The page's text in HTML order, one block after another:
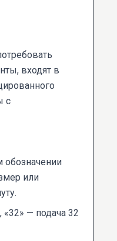
входят в
с
обозначении
или
— подача 32